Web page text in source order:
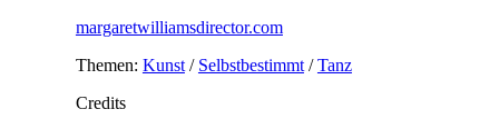
margaretwilliamsdirector.com
Themen: Kunst/ Selbstbestimmt/Tanz
Credits